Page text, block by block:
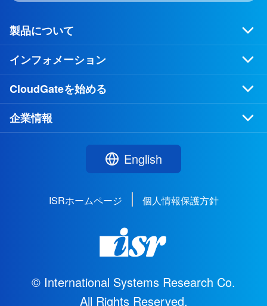
製品について
インフォメーション
CloudGateを始める
企業情報
English
ISRホームページ 個人情報保護方針
© International Systems Research Co.
All Rights Reserved.